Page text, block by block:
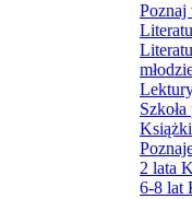
2 lata
6-8 lat